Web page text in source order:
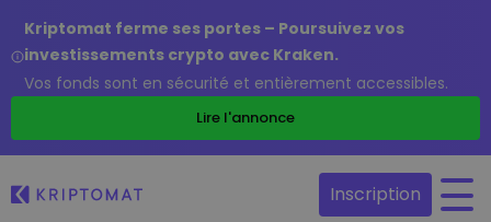
Kriptomat ferme ses portes – Poursuivez vos
investissements crypto avec Kraken.
Vos fonds sont en sécurité et entièrement accessibles.
Lire l'annonce
Inscription